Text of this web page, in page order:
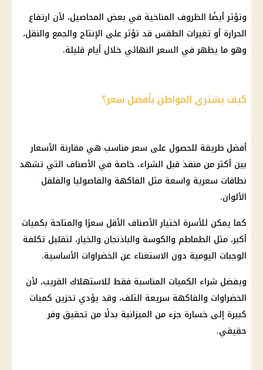
وتؤثر أيضًا الظروف المناخية في بعض المحاصيل، لأن ارتفاع
الحرارة أو تغيرات الطقس قد تؤثر على الإنتاج والجمع والنقل،
وهو ما يظهر في السعر النهائي خلال أيام قليلة.
كيف يشتري المواطن بأفضل سعر؟
أفضل طريقة للحصول على سعر مناسب هي مقارنة الأسعار
بين أكثر من منفذ قبل الشراء، خاصة في الأصناف التي تشهد
نطاقات سعرية واسعة مثل الفاكهة والفاصوليا والفلفل
الألوان.
كما يمكن للأسرة اختيار الأصناف الأقل سعرًا والمتاحة بكميات
أكبر، مثل الطماطم والكوسة والباذنجان والخيار، لتقليل تكلفة
الوجبات اليومية دون الاستغناء عن الخضراوات الأساسية.
ويفضل شراء الكميات المناسبة فقط للاستهلاك القريب، لأن
الخضراوات والفاكهة سريعة التلف، وقد يؤدي تخزين كميات
كبيرة إلى خسارة جزء من الميزانية بدلًا من تحقيق وفر
حقيقي.